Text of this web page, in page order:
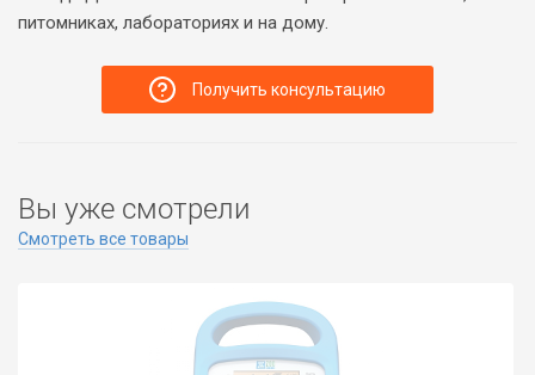
питомниках, лабораториях и на дому.
Получить консультацию
Вы уже смотрели
Смотреть все товары